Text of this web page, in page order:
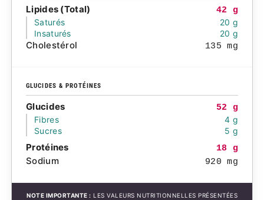
Lipides (Total)
42 g
Saturés
20 g
Insaturés
20 g
Cholestérol 135 mg
GLUCIDES & PROTÉINES
Glucides
52 g
Fibres
4 g
Sucres
5 g
Protéines 18 g
Sodium 920 mg
NOTE IMPORTANTE : LES VALEURS NUTRITIONNELLES PRÉSENTÉES